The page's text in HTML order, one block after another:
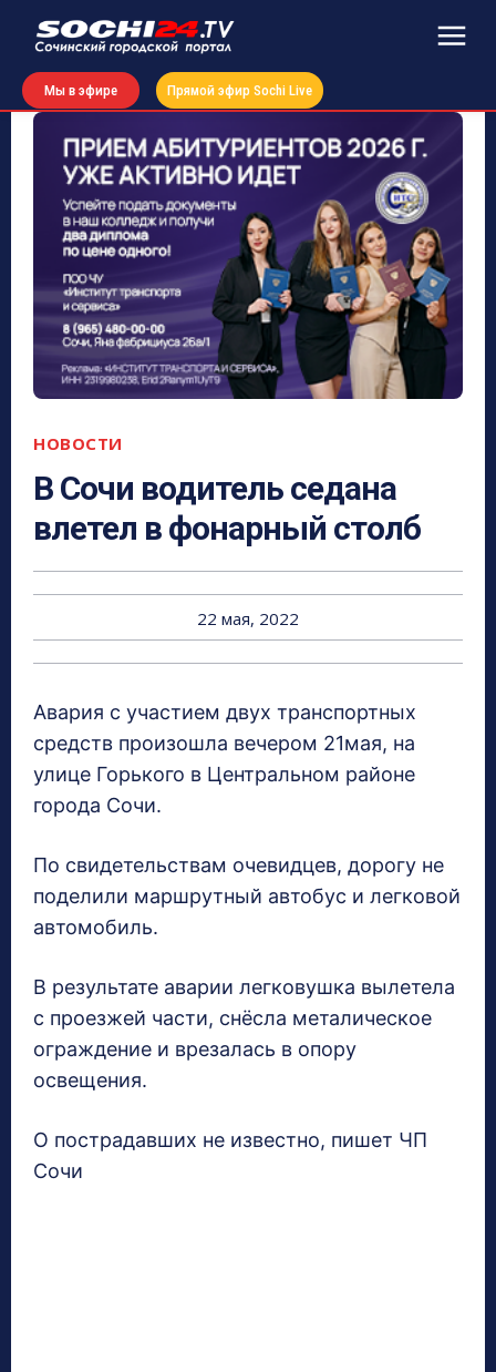
Мы в эфире Прямой эфир Sochi Live
НОВОСТИ
В Сочи водитель седана
влетел в фонарный столб
22 мая, 2022
Авария с участием двух транспортных
средств произошла вечером 21мая, на
улице Горького в Центральном районе
города Сочи.
По свидетельствам очевидцев, дорогу не
поделили маршрутный автобус и легковой
автомобиль.
В результате аварии легковушка вылетела
с проезжей части, снёсла металическое
ограждение и врезалась в опору
освещения.
О пострадавших не известно, пишет ЧП
Сочи